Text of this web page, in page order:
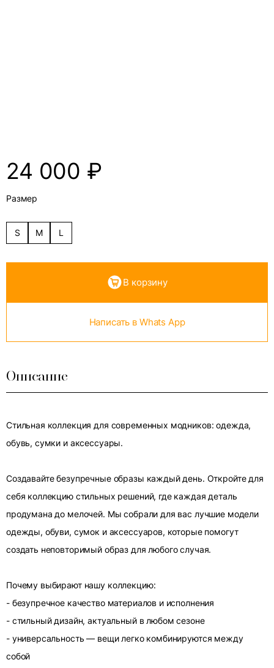
24 000 ₽
Размер
S M L
В корзину
Написать в Whats App
Описание
Стильная коллекция для современных модников: одежда,
обувь, сумки и аксессуары.
Создавайте безупречные образы каждый день. Откройте для
себя коллекцию стильных решений, где каждая деталь
продумана до мелочей. Мы собрали для вас лучшие модели
одежды, обуви, сумок и аксессуаров, которые помогут
создать неповторимый образ для любого случая.
Почему выбирают нашу коллекцию:
- безупречное качество материалов и исполнения
- стильный дизайн, актуальный в любом сезоне
- универсальность — вещи легко комбинируются между
собой